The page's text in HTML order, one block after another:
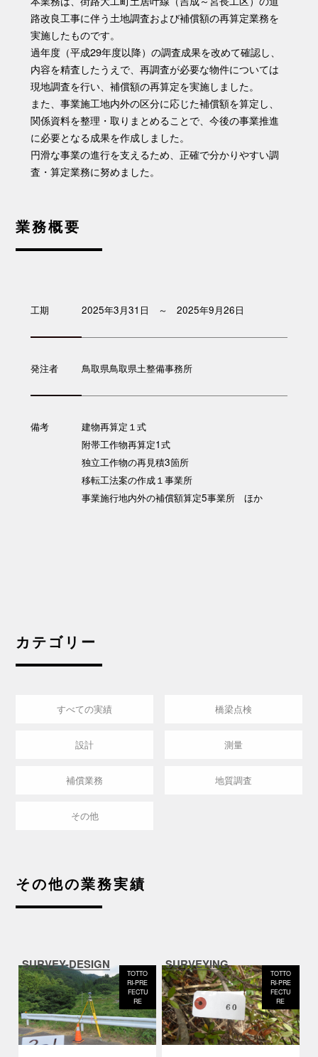
路改良工事に伴う土地調査および補償額の再算定業務を
実施したものです。
過年度（平成29年度以降）の調査成果を改めて確認し、
内容を精査したうえで、再調査が必要な物件については
現地調査を行い、補償額の再算定を実施しました。
また、事業施工地内外の区分に応じた補償額を算定し、
関係資料を整理・取りまとめることで、今後の事業推進
に必要となる成果を作成しました。
円滑な事業の進行を支えるため、正確で分かりやすい調
査・算定業務に努めました。
業務概要
工期 2025年3月31日 ～ 2025年9月26日
発注者 鳥取県鳥取県土整備事務所
備考
建物再算定１式
附帯工作物再算定1式
独立工作物の再見積3箇所
移転工法案の作成１事業所
事業施行地内外の補償額算定5事業所 ほか
カテゴリー
すべての実績 橋梁点検
設計 測量
補償業務 地質調査
その他
その他の業務実績
SURVEY-DESIGN
TOTTO
RI-PRE
FECTU
RE
SURVEYING
TOTTO
RI-PRE
FECTU
RE